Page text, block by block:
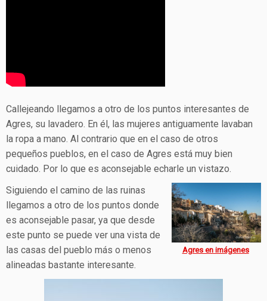
Callejeando llegamos a otro de los puntos interesantes de
Agres, su lavadero. En él, las mujeres antiguamente lavaban
la ropa a mano. Al contrario que en el caso de otros
pequeños pueblos, en el caso de Agres está muy bien
cuidado. Por lo que es aconsejable echarle un vistazo.
Agres en imágenes
Siguiendo el camino de las ruinas
llegamos a otro de los puntos donde
es aconsejable pasar, ya que desde
este punto se puede ver una vista de
las casas del pueblo más o menos
alineadas bastante interesante.